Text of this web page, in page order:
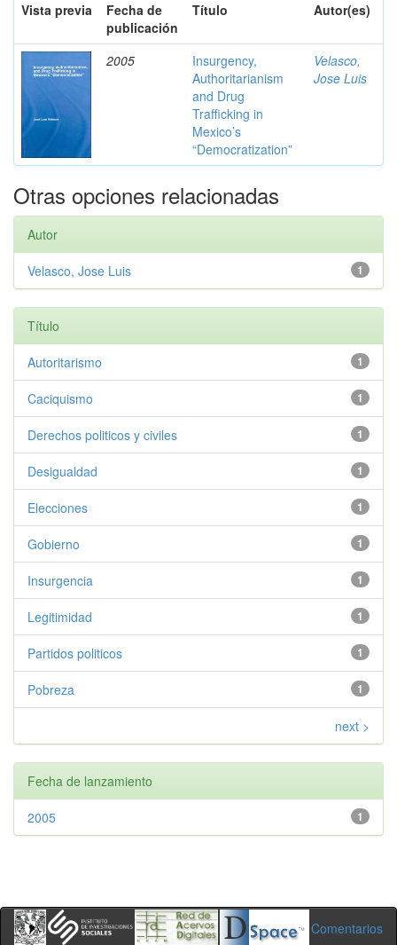
Vista previa
Fecha de
publicación
Título Autor(es)
2005
Insurgency,
Authoritarianism
and Drug
Trafficking in
Mexico’s
“Democratization”
Velasco,
Jose Luis
Otras opciones relacionadas
Autor
1
Velasco, Jose Luis
Título
1
Autoritarismo
1
Caciquismo
1
Derechos politicos y civiles
1
Desigualdad
1
Elecciones
1
Gobierno
1
Insurgencia
1
Legitimidad
1
Partidos politicos
1
Pobreza
next >
Fecha de lanzamiento
1
2005
Comentarios